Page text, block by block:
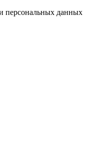
персональных данных